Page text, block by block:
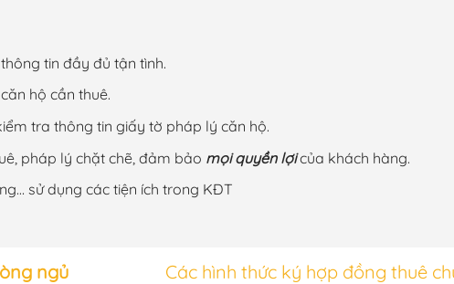
tin đầy đủ tận tình.
hộ cần thuê.
tra thông tin giấy tờ pháp lý căn hộ.
pháp lý chặt chẽ, đảm bảo mọi quyền lợicủa khách hàng.
sử dụng các tiện ích trong KĐT
ngủ Các hình thức ký hợp đồng thuê